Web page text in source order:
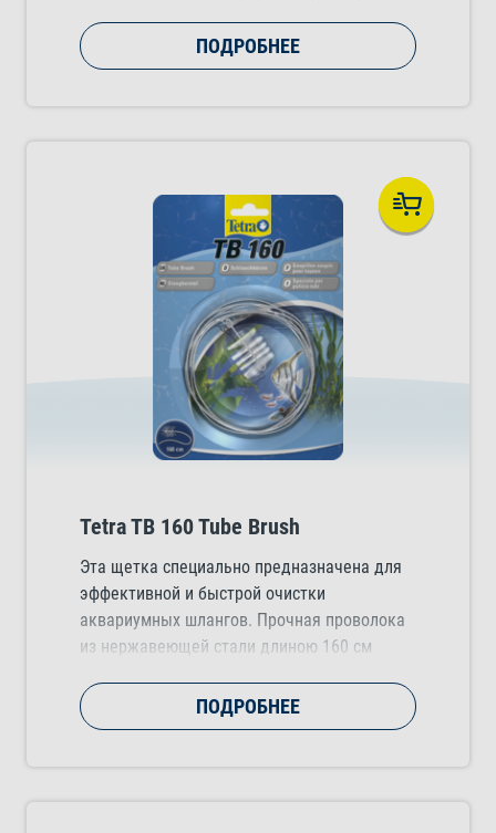
ПОДРОБНЕЕ
Tetra TB 160 Tube Brush
Эта щетка специально предназначена для
эффективной и быстрой очистки
аквариумных шлангов. Прочная проволока
из нержавеющей стали длиною 160 см
удалить грязь. Подходит для любых
шлангов диаметром от 11 до 25 мм.
ПОДРОБНЕЕ